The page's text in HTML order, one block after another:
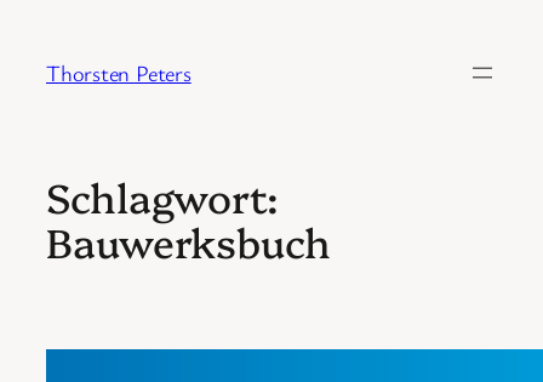
springen
Thorsten Peters
Schlagwort:
Bauwerksbuch